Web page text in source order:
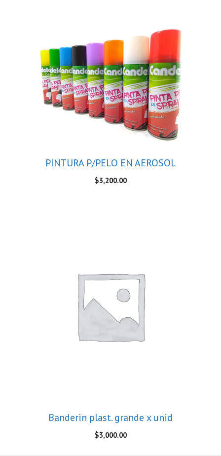
PINTURA P/PELO EN AEROSOL
$3,200.00
Banderin plast. grande x unid
$3,000.00